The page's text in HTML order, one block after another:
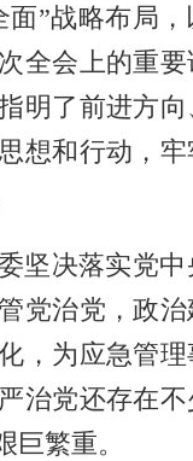
面”战略布局
全会上的重
明了前进方
想和行动，
坚决落实党
党治党，政
，为应急管
治党还存在
繁重。